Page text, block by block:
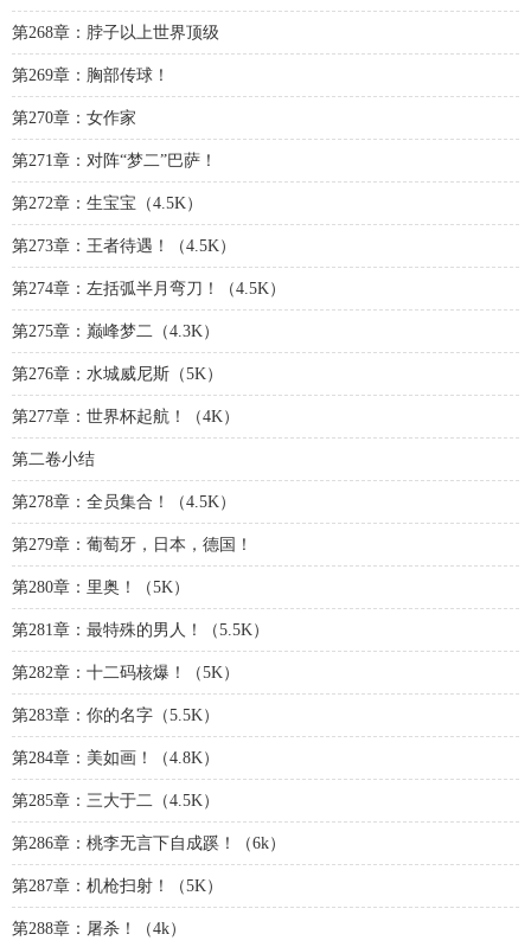
第268章：脖子以上世界顶级
第269章：胸部传球！
第270章：女作家
第271章：对阵“梦二”巴萨！
第272章：生宝宝（4.5K）
第273章：王者待遇！（4.5K）
第274章：左括弧半月弯刀！（4.5K）
第275章：巅峰梦二（4.3K）
第276章：水城威尼斯（5K）
第277章：世界杯起航！（4K）
第二卷小结
第278章：全员集合！（4.5K）
第279章：葡萄牙，日本，德国！
第280章：里奥！（5K）
第281章：最特殊的男人！（5.5K）
第282章：十二码核爆！（5K）
第283章：你的名字（5.5K）
第284章：美如画！（4.8K）
第285章：三大于二（4.5K）
第286章：桃李无言下自成蹊！（6k）
第287章：机枪扫射！（5K）
第288章：屠杀！（4k）